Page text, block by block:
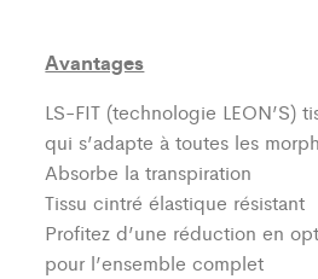
Avantages
LS-FIT (technologie LEON’S)
qui s’adapte à toutes les
Absorbe la transpiration
Tissu cintré élastique résistant
Profitez d’une réduction en
pour l’ensemble complet